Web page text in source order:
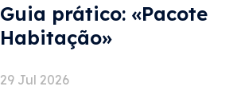
Guia prático: «Pacote
Habitação»
29 Jul 2026